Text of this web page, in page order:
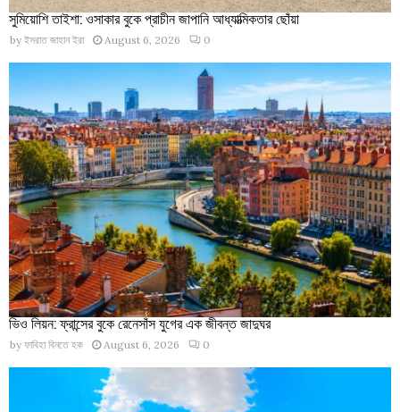
সুমিয়োশি তাইশা: ওসাকার বুকে প্রাচীন জাপানি আধ্যাত্মিকতার ছোঁয়া
by ইসরাত জাহান ইরা August 6, 2026 0
ভিও লিয়ন: ফ্রান্সের বুকে রেনেসাঁস যুগের এক জীবন্ত জাদুঘর
by ফাবিহা বিনতে হক August 6, 2026 0